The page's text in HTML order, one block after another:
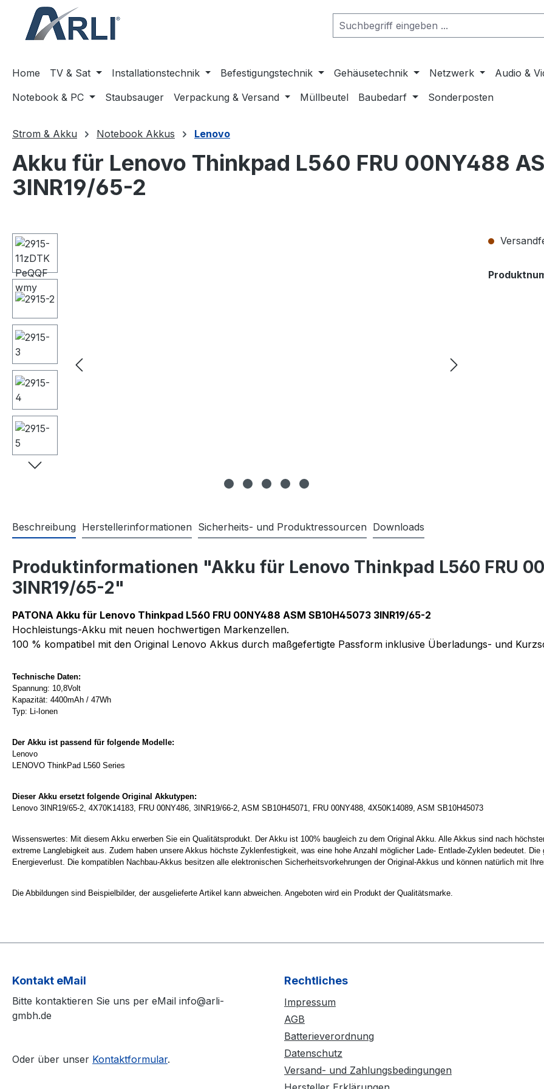
Zur Hauptnavigation springen
Home TV & Sat Installationstechnik Befestigungstechnik Gehäusetechnik Netzwerk Audio &
Notebook & PC
Staubsauger Verpackung & Versand Müllbeutel Baubedarf Sonderposten
Strom & Akku Notebook Akkus Lenovo
Akku für Lenovo Thinkpad L560 FRU 00NY488
3INR19/65-2
Bildergalerie überspringen
Beschreibung Herstellerinformationen Sicherheits- und Produktressourcen Downloads
Produktinformationen "Akku für Lenovo Thinkpad L560 FRU
3INR19/65-2"
PATONA Akku für Lenovo Thinkpad L560 FRU 00NY488 ASM SB10H45073 3INR19/65-2
Hochleistungs-Akku mit neuen hochwertigen Markenzellen.
100 % kompatibel mit den Original Lenovo Akkus durch maßgefertigte Passform inklusive Überladungs- und
Technische Daten:
Spannung: 10,8Volt
Kapazität: 4400mAh / 47Wh
Typ: Li-Ionen
Der Akku ist passend für folgende Modelle:
Lenovo
LENOVO ThinkPad L560 Series
Dieser Akku ersetzt folgende Original Akkutypen:
Lenovo 3INR19/65-2, 4X70K14183, FRU 00NY486, 3INR19/66-2, ASM SB10H45071, FRU 00NY488, 4X50K14089, ASM SB10H45073
Wissenswertes: Mit diesem Akku erwerben Sie ein Qualitätsprodukt. Der Akku ist 100% baugleich zu dem Original Akku. Alle Akkus sind nach
extreme Langlebigkeit aus. Zudem haben unsere Akkus höchste Zyklenfestigkeit, was eine hohe Anzahl möglicher Lade- Entlade-Zyklen bedeutet.
Energieverlust. Die kompatiblen Nachbau-Akkus besitzen alle elektronischen Sicherheitsvorkehrungen der Original-Akkus und können natürlich mit
Die Abbildungen sind Beispielbilder, der ausgelieferte Artikel kann abweichen. Angeboten wird ein Produkt der Qualitätsmarke.
Kontakt eMail
Bitte kontaktieren Sie uns per eMail info@arli-
gmbh.de
Oder über unser Kontaktformular.
Rechtliches
Impressum
AGB
Batterieverordnung
Datenschutz
Versand- und Zahlungsbedingungen